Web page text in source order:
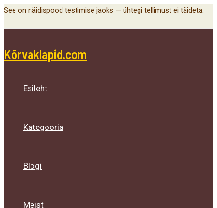
Skip
See on näidispood testimise jaoks — ühtegi tellimust ei täideta.
Kõrvaklapid.com
Esileht
Kategooria
Blogi
Meist
Menu
Toggle
Menu
Toggle
Menu
Toggle
Main
Menu